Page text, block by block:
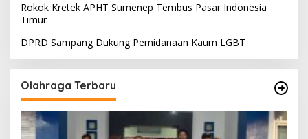
Rokok Kretek APHT Sumenep Tembus Pasar Indonesia
Timur
DPRD Sampang Dukung Pemidanaan Kaum LGBT
Olahraga Terbaru